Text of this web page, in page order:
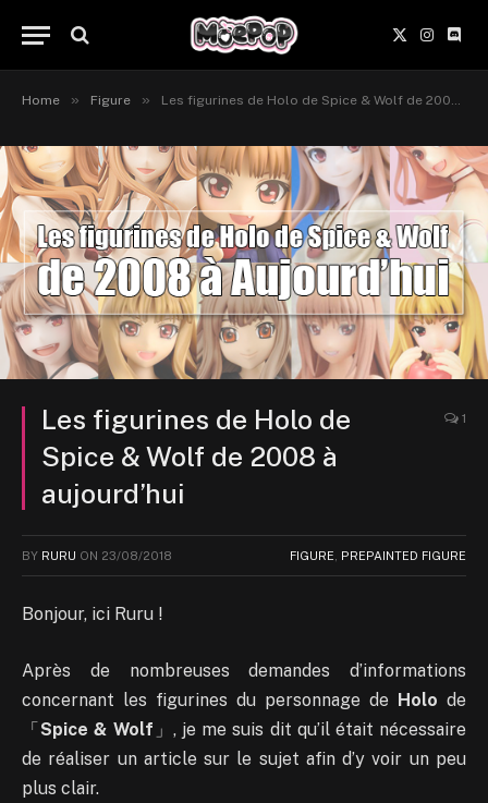
X
(Twitter)
Home » Figure » Les figurines de Holo de Spice & Wolf de 2008 à aujourd’hui
Les figurines de Holo de
Spice & Wolf de 2008 à
aujourd’hui
1
BY RURU ON 23/08/2018 FIGURE PREPAINTED FIGURE
Bonjour, ici Ruru !
Après de nombreuses demandes d’informations
concernant les figurines du personnage de Holo de
「Spice & Wolf 」, je me suis dit qu’il était nécessaire
de réaliser un article sur le sujet afin d’y voir un peu
plus clair.